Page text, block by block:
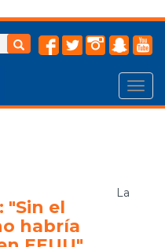
"Sin el
habría
La